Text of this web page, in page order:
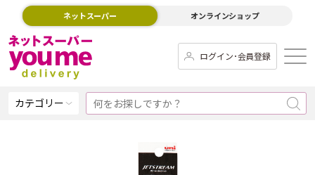
ネットスーパー オンラインショップ
ログイン･会員登録
カテゴリー